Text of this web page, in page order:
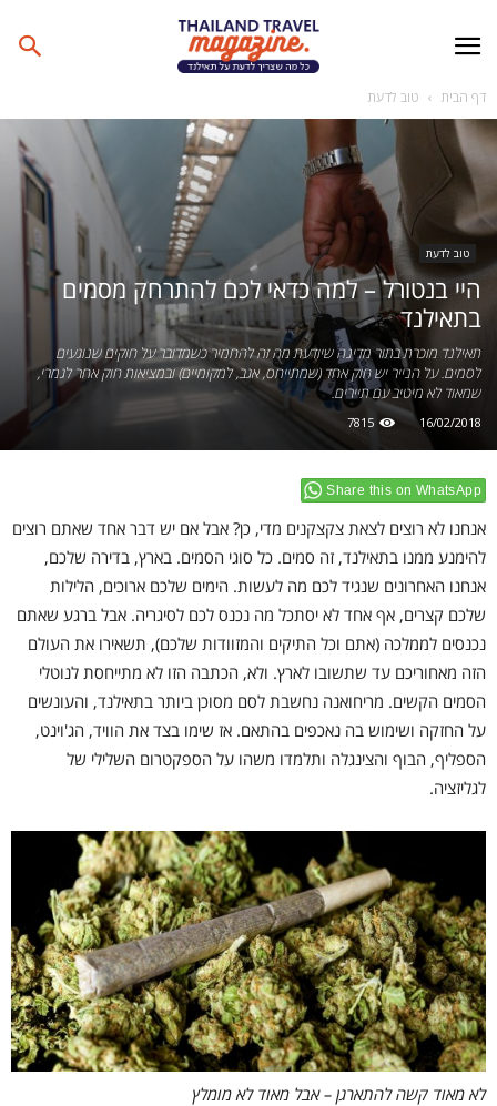
דף הבית טוב לדעת
טוב לדעת
היי בנטורל – למה כדאי לכם להתרחק מסמים
בתאילנד
תאילנד מוכרת בתור מדינה שיודעת מה זה להחמיר כשמדובר על חוקים שנוגעים
לסמים. על הנייר יש חוק אחד (שמתייחס, אגב, למקומיים) ובמציאות חוק אחר לגמרי,
שמאוד לא מיטיב עם תיירים.
16/02/2018
7815
Share this on WhatsApp
אנחנו לא רוצים לצאת צקצקנים מדי, כן? אבל אם יש דבר אחד שאתם רוצים
להימנע ממנו בתאילנד, זה סמים. כל סוגי הסמים. בארץ, בדירה שלכם,
אנחנו האחרונים שנגיד לכם מה לעשות. הימים שלכם ארוכים, הלילות
שלכם קצרים, אף אחד לא יסתכל מה נכנס לכם לסיגריה. אבל ברגע שאתם
נכנסים לממלכה (אתם וכל התיקים והמזוודות שלכם), תשאירו את העולם
הזה מאחוריכם עד שתשובו לארץ. ולא, הכתבה הזו לא מתייחסת לנוטלי
הסמים הקשים. מריחואנה נחשבת לסם מסוכן ביותר בתאילנד, והעונשים
על החזקה ושימוש בה נאכפים בהתאם. אז שימו בצד את הוויד, הג'וינט,
הספליף, הבוף והצינגלה ותלמדו משהו על הספקטרום השלילי של
לגליזציה.
לא מאוד קשה להתארגן – אבל מאוד לא מומלץ